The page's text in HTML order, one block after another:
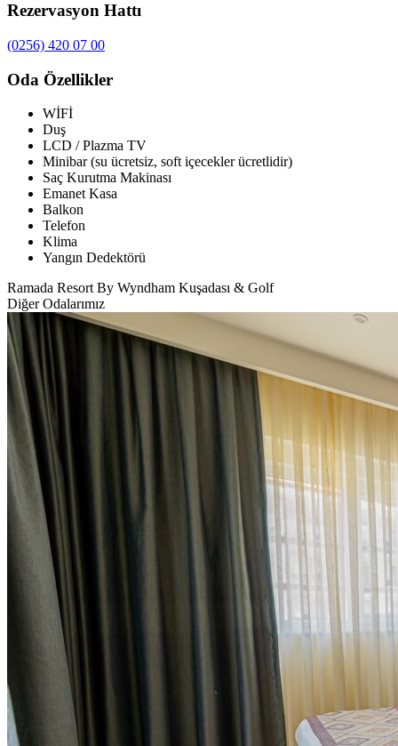
Rezervasyon Hattı
(0256) 420 07 00
Oda Özellikler
WİFİ
Duş
LCD / Plazma TV
Minibar (su ücretsiz, soft içecekler ücretlidir)
Saç Kurutma Makinası
Emanet Kasa
Balkon
Telefon
Klima
Yangın Dedektörü
Ramada Resort By Wyndham Kuşadası & Golf
Diğer Odalarımız